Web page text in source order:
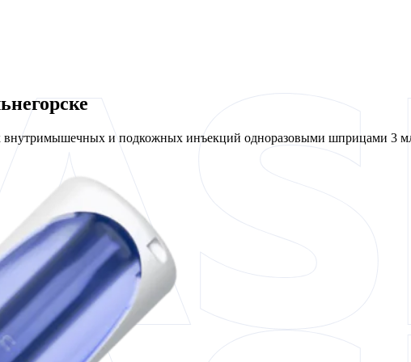
внутримышечных и подкожных инъекций одноразовыми шприцами 3